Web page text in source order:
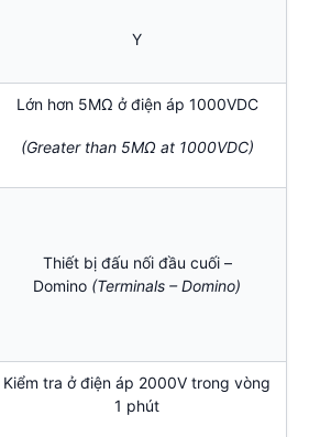
Y
Lớn hơn 5MΩ ở điện áp 1000VDC
(Greater than 5MΩ at 1000VDC)
Thiết bị đấu nối đầu cuối –
Domino (Terminals – Domino)
Kiểm tra ở điện áp 2000V trong vòng
1 phút